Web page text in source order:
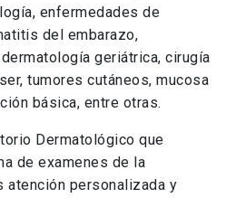
enfermedades de
del embarazo,
geriátrica, cirugía
tumores cutáneos, mucosa
básica, entre otras.
Dermatológico que
de examenes de la
atención personalizada y